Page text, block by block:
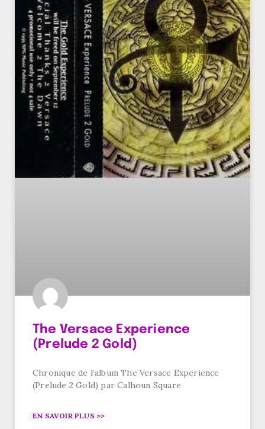
The Versace Experience
(Prelude 2 Gold)
Chronique de l’album The Versace Experience
(Prelude 2 Gold) par Calhoun Square
EN SAVOIR PLUS >>